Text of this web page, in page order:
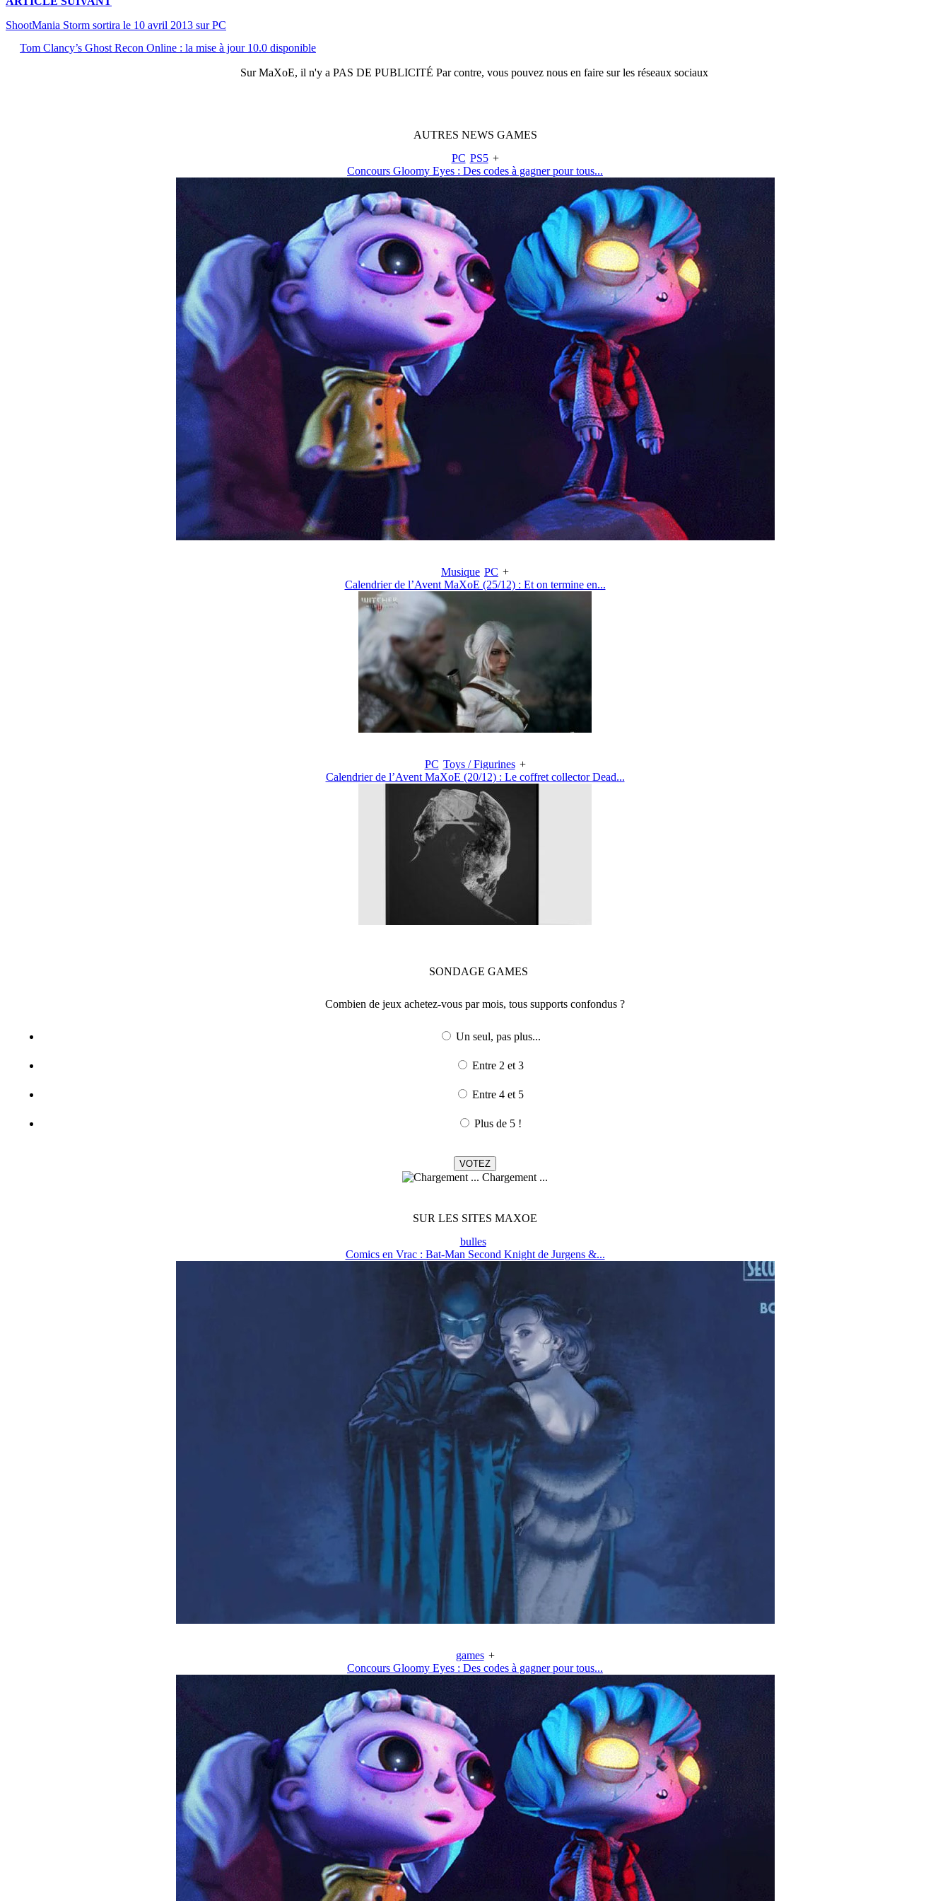
ShootMania Storm sortira le 10 avril 2013 sur PC
Tom Clancy’s Ghost Recon Online : la mise à jour 10.0 disponible
SurMaXoE, il n'y a PAS DE PUBLICITÉ Par contre, vous pouvez nous en faire sur les réseaux sociaux
AUTRES NEWS GAMES
PC PS5 +
Concours Gloomy Eyes : Des codes à gagner pour tous...
Musique PC +
Calendrier de l’Avent MaXoE (25/12) : Et on termine en...
PC Toys / Figurines +
Calendrier de l’Avent MaXoE (20/12) : Le coffret collector Dead...
SONDAGE GAMES
Combien de jeux achetez-vous par mois, tous supports confondus ?
Un seul, pas plus...
Entre 2 et 3
Entre 4 et 5
Plus de 5 !
Chargement ...
SUR LES SITES MAXOE
bulles
Comics en Vrac : Bat-Man Second Knight de Jurgens &...
games +
Concours Gloomy Eyes : Des codes à gagner pour tous...